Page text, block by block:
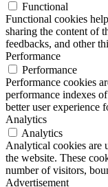
Functional
Functional cookies
sharing the content of
feedbacks, and other
Performance
Performance
Performance cookies
performance indexes
better user experience
Analytics
Analytics
Analytical cookies are
the website. These
number of visitors,
Advertisement